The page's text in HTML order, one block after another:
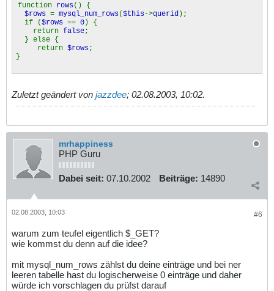
function rows() {
$rows = mysql_num_rows($this->querid );
if ($rows == 0) {
return false;
} else {
return $rows;
}
Zuletzt geändert von jazzdee; 02.08.2003, 10:02.
mrhappiness
PHP Guru
Dabei seit: 07.10.2002 Beiträge: 14890
#6
02.08.2003, 10:03
warum zum teufel eigentlich $_GET?
wie kommst du denn auf die idee?
mit mysql_num_rows zählst du deine einträge und bei ner
leeren tabelle hast du logischerweise 0 einträge und daher
würde ich vorschlagen du prüfst darauf